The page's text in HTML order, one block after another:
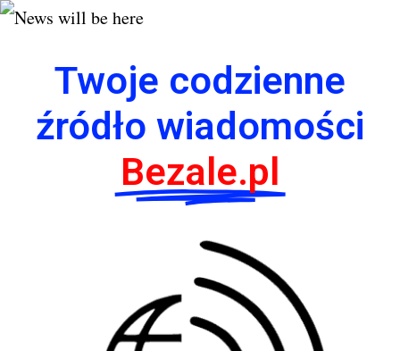
Twoje codzienne
źródło wiadomości
Bezale.pl